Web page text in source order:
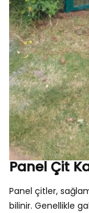
Panel Çit
Panel çitler,
bilinir. Genellikle